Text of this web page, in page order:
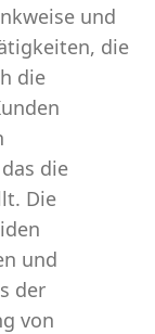
und
die
die
die
Die
und
der
von